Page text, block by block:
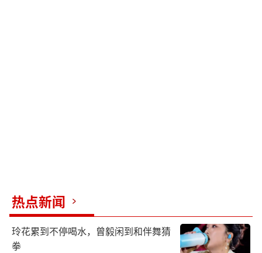
热点新闻
玲花累到不停喝水，曾毅闲到和伴舞猜
拳